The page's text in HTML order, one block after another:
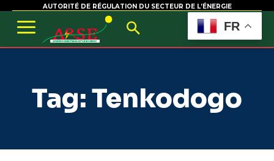
AUTORITÉ DE RÉGULATION DU SECTEUR DE L’ÉNERGIE
Tag:Tenkodogo
FR